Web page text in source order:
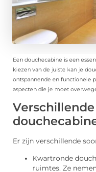
Een douchecabine is een
kiezen van de juiste kan je
ontspannende en functionele
aspecten die je moet
Er zijn verschillende
Kwartronde
ruimtes. Ze